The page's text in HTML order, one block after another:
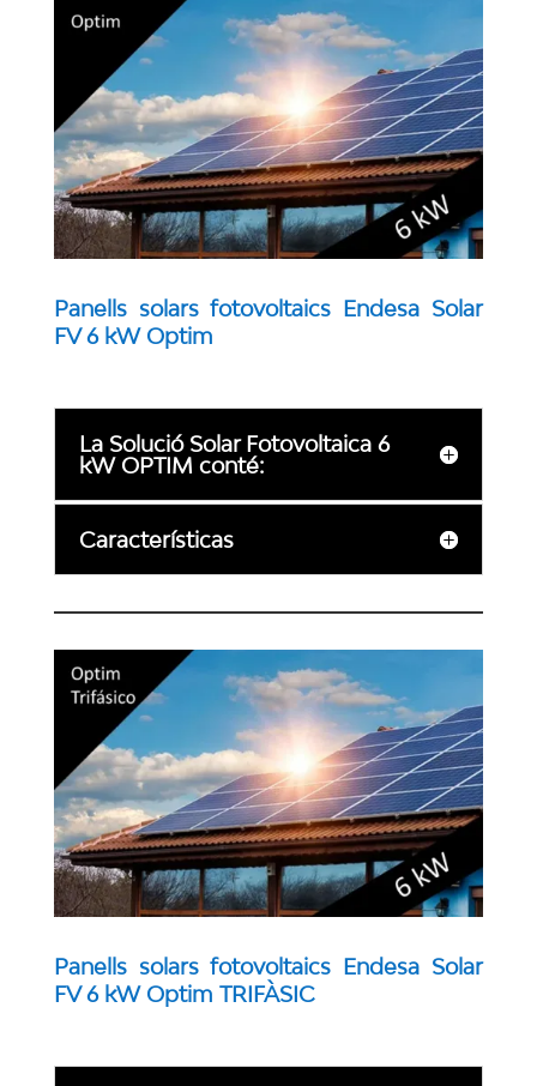
Panells solars fotovoltaics Endesa Solar
FV 6 kW Optim
La Solució Solar Fotovoltaica 6
kW OPTIM conté:
Características
Panells solars fotovoltaics Endesa Solar
FV 6 kW Optim TRIFÀSIC